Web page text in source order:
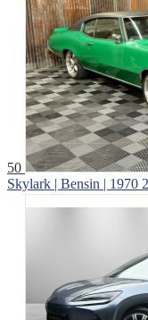
50
Skylark | Bensin | 1970